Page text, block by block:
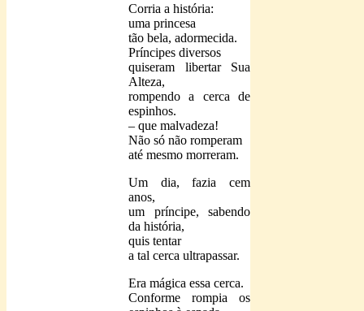
Corria a história:
uma princesa
tão bela, adormecida.
Príncipes diversos
quiseram libertar Sua
Alteza,
rompendo a cerca de
espinhos.
– que malvadeza!
Não só não romperam
até mesmo morreram.
Um dia, fazia cem
anos,
um príncipe, sabendo
da história,
quis tentar
a tal cerca ultrapassar.
Era mágica essa cerca.
Conforme rompia os